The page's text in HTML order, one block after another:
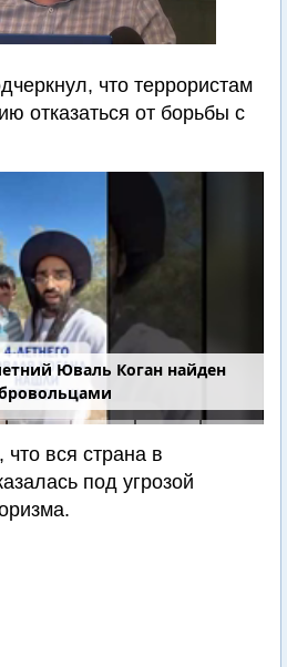
что террористам
отказаться от борьбы с
Юваль Коган найден
вся страна в
под угрозой